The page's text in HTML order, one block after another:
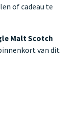
of cadeau te
Malt Scotch
van dit